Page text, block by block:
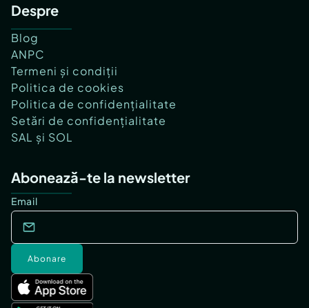
Despre
Blog
ANPC
Termeni și condiții
Politica de cookies
Politica de confidențialitate
Setări de confidențialitate
SAL și SOL
Abonează-te la newsletter
Email
Abonare